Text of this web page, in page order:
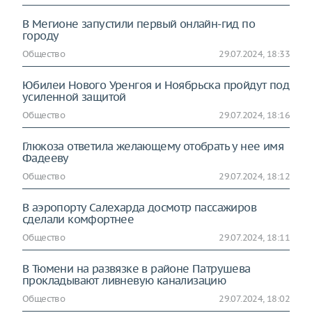
В Мегионе запустили первый онлайн-гид по
городу
Общество 29.07.2024, 18:33
Юбилеи Нового Уренгоя и Ноябрьска пройдут под
усиленной защитой
Общество 29.07.2024, 18:16
Глюкоза ответила желающему отобрать у нее имя
Фадееву
Общество 29.07.2024, 18:12
В аэропорту Салехарда досмотр пассажиров
сделали комфортнее
Общество 29.07.2024, 18:11
В Тюмени на развязке в районе Патрушева
прокладывают ливневую канализацию
Общество 29.07.2024, 18:02